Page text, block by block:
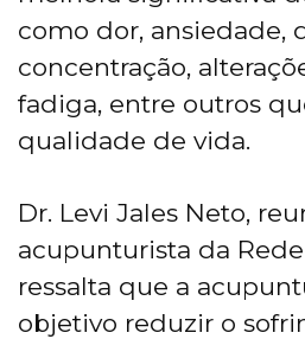
como dor, ansiedade,
concentração,
fadiga, entre outros
qualidade de vida.
Dr. Levi Jales Neto,
acupunturista da Rede
ressalta que a
objetivo reduzir o